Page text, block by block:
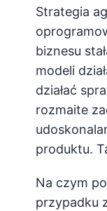
Kontakt
Zaloguj się
Utwórz konto
PL
Strategia
biznesu
modeli
działać
rozmaite
produktu.
Na czym
przypadku